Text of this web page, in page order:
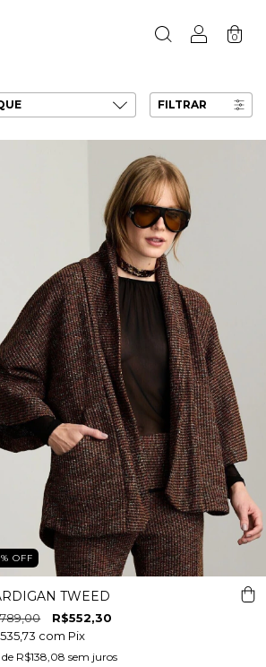
0
FILTRAR
%OFF
TWEED
R$552,30
com Pix
R$138,08 sem juros